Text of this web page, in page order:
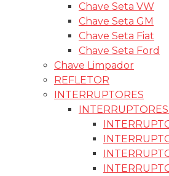
Chave Seta VW
Chave Seta GM
Chave Seta Fiat
Chave Seta Ford
Chave Limpador
REFLETOR
INTERRUPTORES